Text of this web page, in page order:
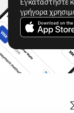
Εγκαταστήστε
γρήγορα